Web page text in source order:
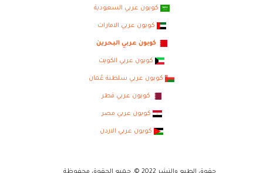
كوبون عربي السعودية
كوبون عربي الامارات
كوبون عربي البحرين
كوبون عربي الكويت
كوبون عربي سلطنة عُمان
كوبون عربي قطر
كوبون عربي مصر
كوبون عربي الاردن
حقوق الطبع والنشر 2022 ©. جميع الحقوق محفوظة